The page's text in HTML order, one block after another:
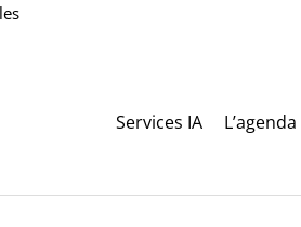
Services IA L’agenda